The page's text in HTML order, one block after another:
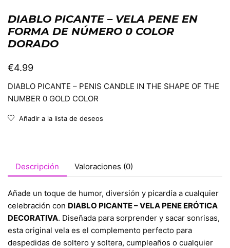
DIABLO PICANTE – VELA PENE EN
FORMA DE NÚMERO 0 COLOR
DORADO
€4.99
DIABLO PICANTE – PENIS CANDLE IN THE SHAPE OF THE
NUMBER 0 GOLD COLOR
Añadir a la lista de deseos
Descripción Valoraciones (0)
Añade un toque de humor, diversión y picardía a cualquier
celebración con DIABLO PICANTE – VELA PENE ERÓTICA
DECORATIVA. Diseñada para sorprender y sacar sonrisas,
esta original vela es el complemento perfecto para
despedidas de soltero y soltera, cumpleaños o cualquier